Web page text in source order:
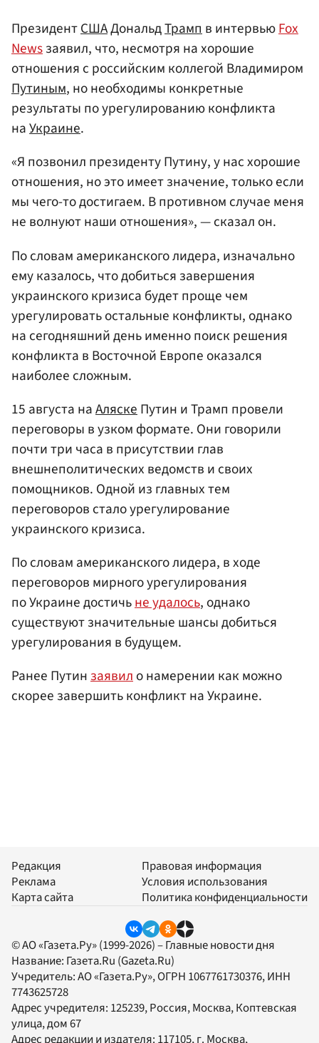
ПрезидентСШАДональдТрампв интервьюFox
Newsзаявил, что, несмотря на хорошие
отношения с российским коллегой Владимиром
Путиным, но необходимы конкретные
результаты по урегулированию конфликта
наУкраине.
«Я позвонил президенту Путину, у нас хорошие
отношения, но это имеет значение, только если
мы чего-то достигаем. В противном случае меня
не волнуют наши отношения», — сказал он.
По словам американского лидера, изначально
ему казалось, что добиться завершения
украинского кризиса будет проще чем
урегулировать остальные конфликты, однако
на сегодняшний день именно поиск решения
конфликта в Восточной Европе оказался
наиболее сложным.
15 августа наАляскеПутин и Трамп провели
переговоры в узком формате. Они говорили
почти три часа в присутствии глав
внешнеполитических ведомств и своих
помощников. Одной из главных тем
переговоров стало урегулирование
украинского кризиса.
По словам американского лидера, в ходе
переговоров мирного урегулирования
по Украине достичьне удалось, однако
существуют значительные шансы добиться
урегулирования в будущем.
Ранее Путинзаявило намерении как можно
скорее завершить конфликт на Украине.
Редакция
Реклама
Карта сайта
Правовая информация
Условия использования
Политика конфиденциальности
© АО «Газета.Ру» (1999-2026) – Главные новости дня
Название: Газета.Ru (Gazeta.Ru)
Учредитель:АО «Газета.Ру», ОГРН 1067761730376, ИНН
7743625728
Адрес учредителя: 125239, Россия, Москва, Коптевская
улица, дом 67
Адрес редакции и издателя: 117105, г. Москва,